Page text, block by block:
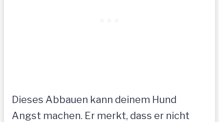
Dieses Abbauen kann deinem Hund
Angst machen. Er merkt, dass er nicht